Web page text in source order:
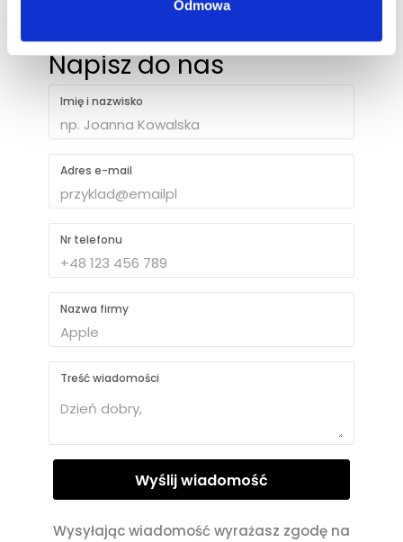
Odmowa
Napisz do nas
Imię i nazwisko
Adres e-mail
Nr telefonu
Nazwa firmy
Treść wiadomości
Wysyłając wiadomość wyrażasz zgodę na